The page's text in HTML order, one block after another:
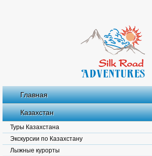
Главная
Казахстан
Туры Казахстана
Экскурсии по Казахстану
Лыжные курорты